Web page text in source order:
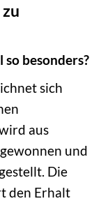
besonders?
sich
aus
und
Die
den Erhalt